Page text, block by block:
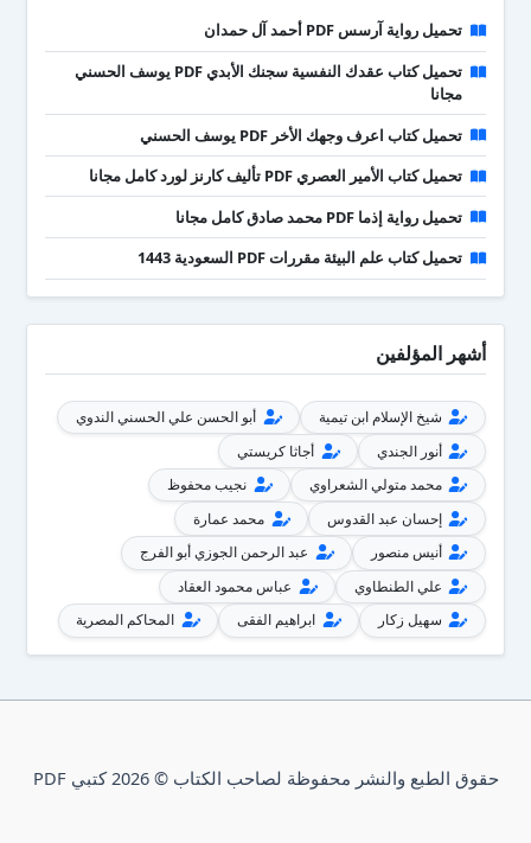
تحميل رواية آرسس PDF أحمد آل حمدان
تحميل كتاب عقدك النفسية سجنك الأبدي PDF يوسف الحسني
مجانا
تحميل كتاب اعرف وجهك الأخر PDF يوسف الحسني
تحميل كتاب الأمير العصري PDF تأليف كارنز لورد كامل مجانا
تحميل رواية إذما PDF محمد صادق كامل مجانا
تحميل كتاب علم البيئة مقررات PDF السعودية 1443
أشهر المؤلفين
شيخ الإسلام ابن تيمية
أبو الحسن علي الحسني الندوي
أنور الجندي
أجاثا كريستي
محمد متولي الشعراوي
نجيب محفوظ
إحسان عبد القدوس
محمد عمارة
أنيس منصور
عبد الرحمن الجوزي أبو الفرج
علي الطنطاوي
عباس محمود العقاد
سهيل زكار
ابراهيم الفقى المحاكم المصرية
حقوق الطبع والنشر محفوظة لصاحب الكتاب © 2026 كتبي PDF